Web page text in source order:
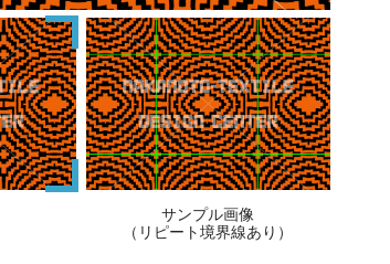
サンプル画像
（リピート境界線あり）